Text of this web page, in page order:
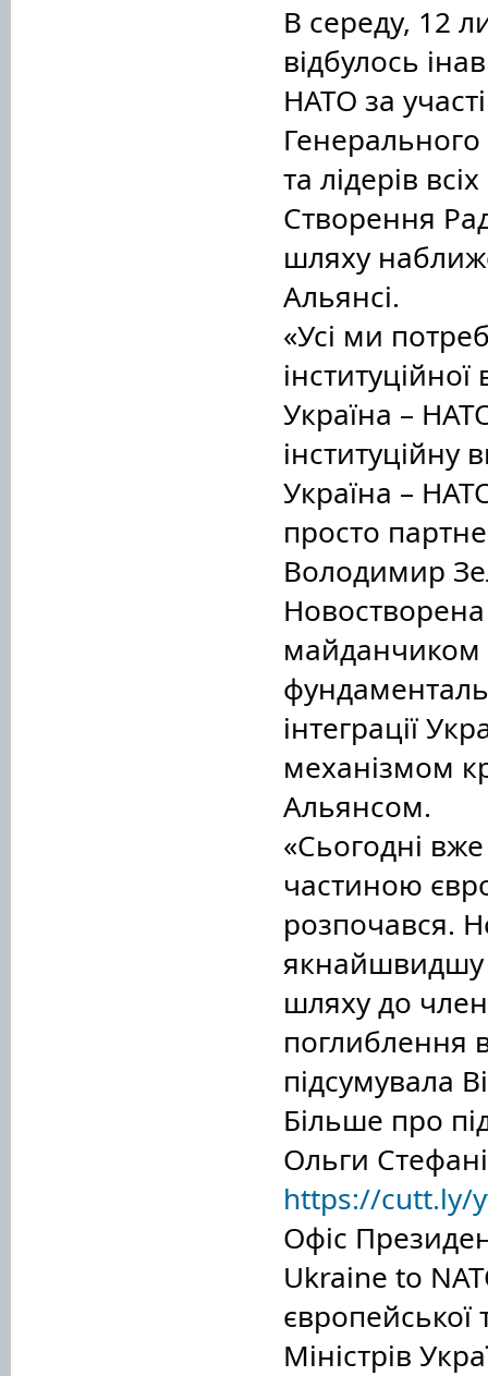
В середу, 12
відбулось
НАТО за
та лідерів
Створення
шляху
Альянсі.
«Усі ми
Україна –
Україна –
просто
Володимир
майданчиком
інтеграції
механізмом
Альянсом.
«Сьогодні
частиною
розпочався.
якнайшвидшу
шляху до
поглиблення
підсумувала
Більше про
Ольги
https://cutt.ly/
Офіс
Ukraine to
європейської
Міністрів